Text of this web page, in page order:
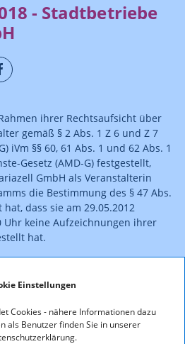
Einstellungen
Cookies - nähere Informationen dazu
als Benutzer finden Sie in unserer
- Stadtbetriebe
ihrer Rechtsaufsicht über
gemäß § 2 Abs. 1 Z 6 und Z 7
iVm §§ 60, 61 Abs. 1 und 62 Abs. 1
Gesetz (AMD-G) festgestellt,
GmbH als Veranstalterin
die Bestimmung des § 47 Abs.
dass sie am 29.05.2012
Uhr keine Aufzeichnungen ihrer
hat.
(pdf, 94,8 KB)